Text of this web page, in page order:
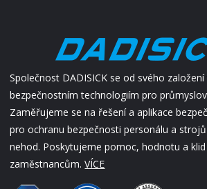
Společnost DADISICK se od svého
bezpečnostním technologiím pro
Zaměřujeme se na řešení a aplikace
pro ochranu bezpečnosti personálu a
nehod. Poskytujeme pomoc, hodnotu a
zaměstnancům.VÍCE